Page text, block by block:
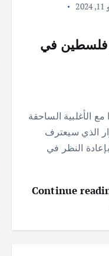
فلسطين في
الأغلبية الساحقة
الذي سيعترف
النظر في
Continue